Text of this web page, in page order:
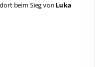
beim Sieg von Luka